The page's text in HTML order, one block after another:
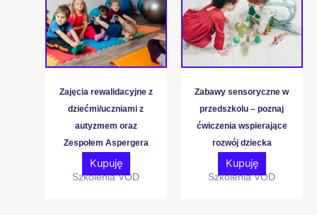
Zajęcia rewalidacyjne z
dziećmi/uczniami z
autyzmem oraz
Zespołem Aspergera
Kupuję
Szkolenia VOD
Zabawy sensoryczne w
przedszkolu – poznaj
ćwiczenia wspierające
rozwój dziecka
Kupuję
Szkolenia VOD